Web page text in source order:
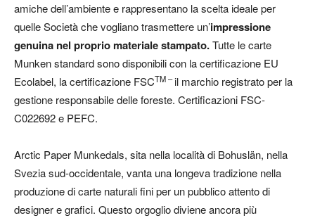
amiche dell’ambiente e rappresentano la scelta ideale per
quelle Società che vogliano trasmettere un’impressione
genuina nel proprio materiale stampato.Tutte le carte
Munken standard sono disponibili con la certificazione EU
Ecolabel, la certificazione FSCTM –il marchio registrato per la
gestione responsabile delle foreste. Certificazioni FSC-
C022692 e PEFC.
Arctic Paper Munkedals, sita nella località di Bohuslän, nella
Svezia sud-occidentale, vanta una longeva tradizione nella
produzione di carte naturali fini per un pubblico attento di
designer e grafici. Questo orgoglio diviene ancora più